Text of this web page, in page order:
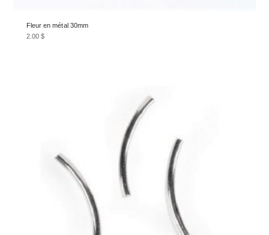
Fleur en métal 30mm
2.00$